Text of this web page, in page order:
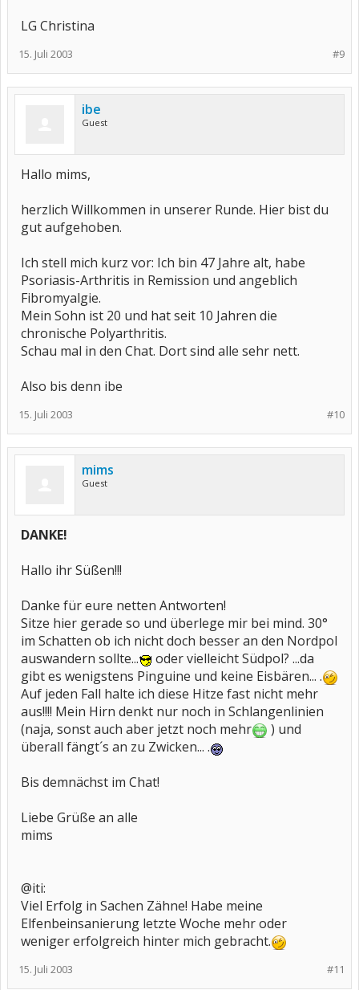
LG Christina
#9
15. Juli 2003
ibe
Guest
Hallo mims,
herzlich Willkommen in unserer Runde. Hier bist du
gut aufgehoben.
Ich stell mich kurz vor: Ich bin 47 Jahre alt, habe
Psoriasis-Arthritis in Remission und angeblich
Fibromyalgie.
Mein Sohn ist 20 und hat seit 10 Jahren die
chronische Polyarthritis.
Schau mal in den Chat. Dort sind alle sehr nett.
Also bis denn ibe
#10
15. Juli 2003
mims
Guest
DANKE!
Hallo ihr Süßen!!!
Danke für eure netten Antworten!
Sitze hier gerade so und überlege mir bei mind. 30°
im Schatten ob ich nicht doch besser an den Nordpol
auswandern sollte...
oder vielleicht Südpol? ...da
gibt es wenigstens Pinguine und keine Eisbären... .
Auf jeden Fall halte ich diese Hitze fast nicht mehr
aus!!!! Mein Hirn denkt nur noch in Schlangenlinien
(naja, sonst auch aber jetzt noch mehr
) und
überall fängt´s an zu Zwicken... .
Bis demnächst im Chat!
Liebe Grüße an alle
mims
@iti:
Viel Erfolg in Sachen Zähne! Habe meine
Elfenbeinsanierung letzte Woche mehr oder
weniger erfolgreich hinter mich gebracht.
#11
15. Juli 2003